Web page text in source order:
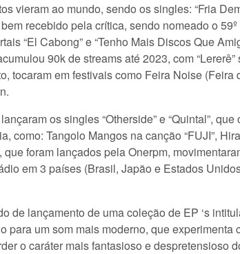
vieram ao mundo, sendo os singles: “Fria
recebido pela crítica, sendo nomeado o
“El Cabong” e “Tenho Mais Discos Que
90k de streams até 2023, com
tocaram em festivais como Feira Noise
os singles “Otherside” e “Quintal”,
Tangolo Mangos na canção “FUJI”,
que foram lançados pela Onerpm,
em 3 países (Brasil, Japão e Estados
de lançamento de uma coleção de EP ‘s
para um som mais moderno, que
o caráter mais fantasioso e despretensioso